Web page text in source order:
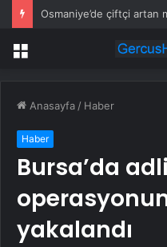
Menü
Anasayfa / Haber
Haber
Bursa’da
yakalandı